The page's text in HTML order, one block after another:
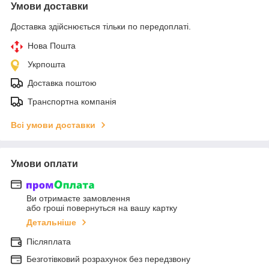
Умови доставки
Доставка здійснюється тільки по передоплаті.
Нова Пошта
Укрпошта
Доставка поштою
Транспортна компанія
Всі умови доставки
Умови оплати
Ви отримаєте замовлення
або гроші повернуться на вашу картку
Детальніше
Післяплата
Безготівковий розрахунок без передзвону